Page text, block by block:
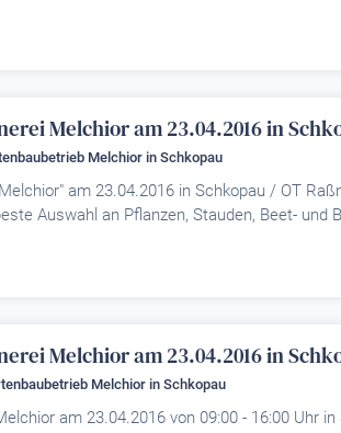
Melchior am 23.04.2016 in
Melchior in Schkopau
am 23.04.2016 in Schkopau / OT
Auswahl an Pflanzen, Stauden, Beet-
Melchior am 23.04.2016 in
Melchior in Schkopau
am 23.04.2016 von 09:00 - 16:00 Uhr